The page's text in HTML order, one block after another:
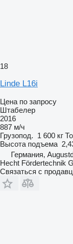
18
Linde L16i
Цена по запросу
Штабелер
2016
887 м/ч
Грузопод. 1 600 кг
Высота подъема
Германия,
Hecht Fördertechnik
Связаться с